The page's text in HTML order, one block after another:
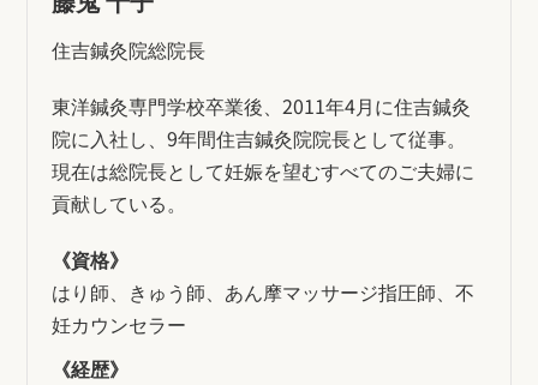
住吉鍼灸院総院長
東洋鍼灸専門学校卒業後、2011年4月に住吉鍼灸
院に入社し、9年間住吉鍼灸院院長として従事。
現在は総院長として妊娠を望むすべてのご夫婦に
貢献している。
《資格》
はり師、きゅう師、あん摩マッサージ指圧師、不
妊カウンセラー
《経歴》